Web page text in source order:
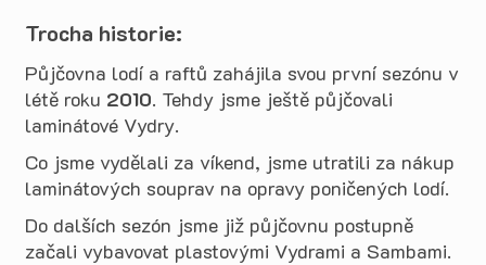
Trocha historie:
Půjčovna lodí a raftů zahájila svou první sezónu v
létě roku 2010. Tehdy jsme ještě půjčovali
laminátové Vydry.
Co jsme vydělali za víkend, jsme utratili za nákup
laminátových souprav na opravy poničených lodí.
Do dalších sezón jsme již půjčovnu postupně
začali vybavovat plastovými Vydrami a Sambami.